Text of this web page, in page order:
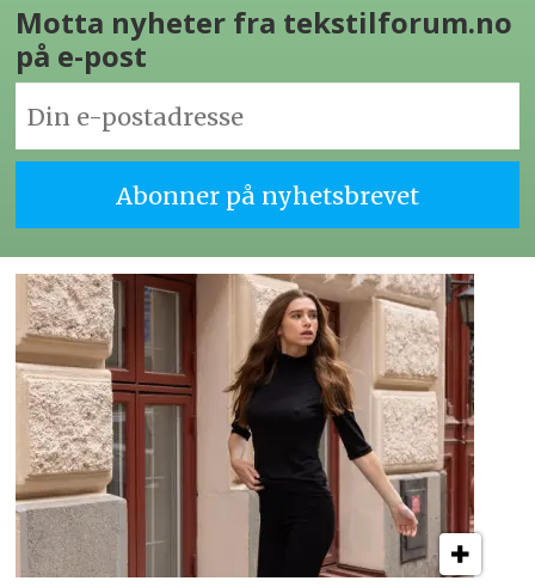
Motta nyheter fra tekstilforum.no
på e-post